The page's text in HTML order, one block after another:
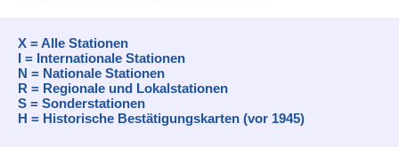
X = Alle Stationen
I = Internationale Stationen
N = Nationale Stationen
R = Regionale und Lokalstationen
S = Sonderstationen
H = Historische Bestätigungskarten (vor 1945)